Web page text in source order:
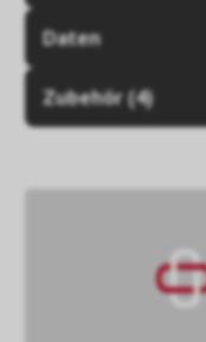
Daten
Zubehör (4)